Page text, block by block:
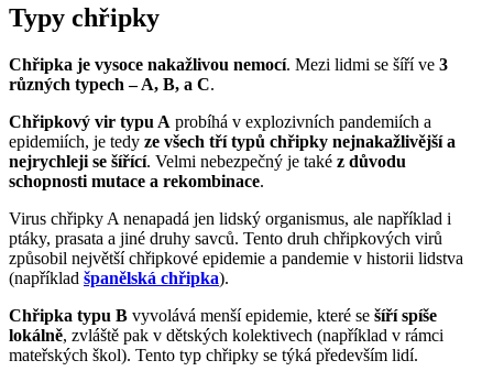
Typy chřipky
Chřipka je vysoce nakažlivou nemocí. Mezi lidmi se šíří ve 3
různých typech – A, B, a C.
Chřipkový vir typu A probíhá v explozivních pandemiích a
epidemiích, je tedy ze všech tří typů chřipky nejnakažlivější a
nejrychleji se šířící. Velmi nebezpečný je také z důvodu
schopnosti mutace a rekombinace.
Virus chřipky A nenapadá jen lidský organismus, ale například i
ptáky, prasata a jiné druhy savců. Tento druh chřipkových virů
způsobil největší chřipkové epidemie a pandemie v historii lidstva
(například španělská chřipka).
Chřipka typu B vyvolává menší epidemie, které se šíří spíše
lokálně, zvláště pak v dětských kolektivech (například v rámci
mateřských škol). Tento typ chřipky se týká především lidí.